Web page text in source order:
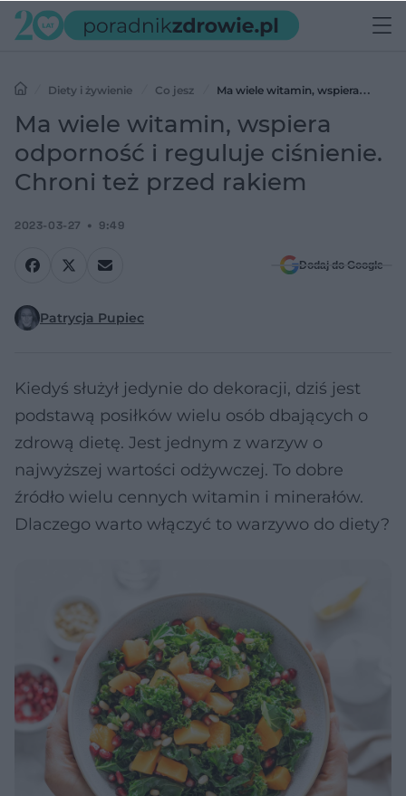
Diety i żywienie Co jesz
Ma wiele witamin, wspiera
odporność i reguluje ciśnienie. Chroni też przed rakiem
Ma wiele witamin, wspiera
odporność i reguluje ciśnienie.
Chroni też przed rakiem
2023-03-27 9:49
Dodaj do Google
Patrycja Pupiec
Kiedyś służył jedynie do dekoracji, dziś jest
podstawą posiłków wielu osób dbających o
zdrową dietę. Jest jednym z warzyw o
najwyższej wartości odżywczej. To dobre
źródło wielu cennych witamin i minerałów.
Dlaczego warto włączyć to warzywo do diety?